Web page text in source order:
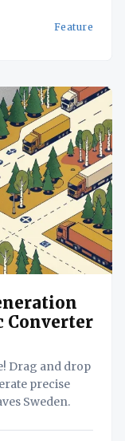
Feature
Converter
Drag and drop
precise
Sweden.